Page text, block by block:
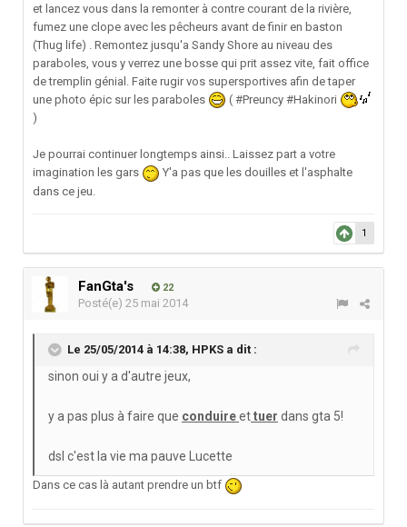
et lancez vous dans la remonter à contre courant de la rivière,
fumez une clope avec les pêcheurs avant de finir en baston
(Thug life) . Remontez jusqu'a Sandy Shore au niveau des
paraboles, vous y verrez une bosse qui prit assez vite, fait office
de tremplin génial. Faite rugir vos supersportives afin de taper
une photo épic sur les paraboles
( #Preuncy #Hakinori
)
Je pourrai continuer longtemps ainsi.. Laissez part a votre
imagination les gars
Y'a pas que les douilles et l'asphalte
dans ce jeu.
1
FanGta's 22
Posté(e) 25 mai 2014
Le 25/05/2014 à 14:38, HPKS a dit :
sinon oui y a d'autre jeux,
y a pas plus à faire que conduireettuer dans gta 5!
dsl c'est la vie ma pauve Lucette
Dans ce cas là autant prendre un btf